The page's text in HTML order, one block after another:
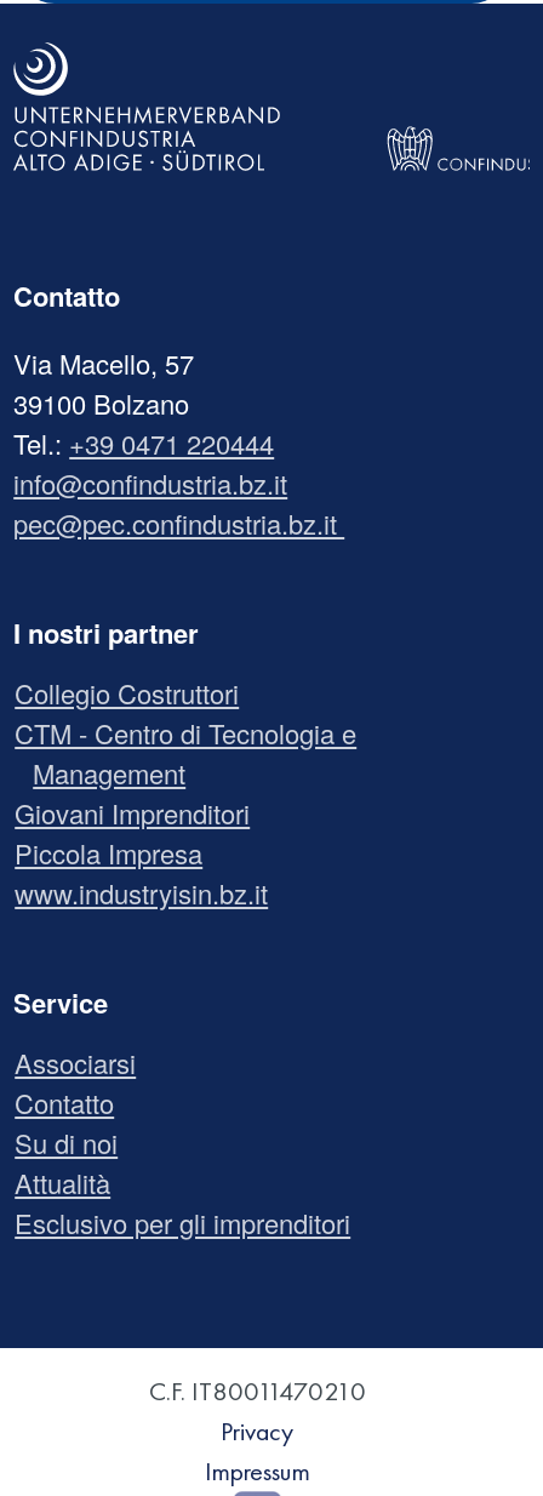
Contatto
Via Macello, 57
39100 Bolzano
Tel.: +39 0471 220444
info@confindustria.bz.it
pec@pec.confindustria.bz.it
I nostri partner
Collegio Costruttori
CTM - Centro di Tecnologia e
Management
Giovani Imprenditori
Piccola Impresa
www.industryisin.bz.it
Service
Associarsi
Contatto
Su di noi
Attualità
Esclusivo per gli imprenditori
C.F. IT80011470210
Privacy
Impressum